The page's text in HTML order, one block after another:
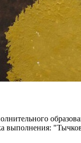
выполнения: